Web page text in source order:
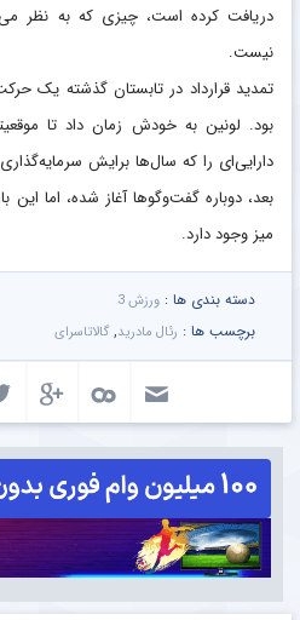
دریافت کرده است، چیزی که به نظر
نیست.
تمدید قرارداد در تابستان گذشته یک
بود. لونین به خودش زمان داد تا
دارایی‌ای را که سال‌ها برایش
بعد، دوباره گفت‌وگوها آغاز شده، اما
میز وجود دارد.
دسته بندی ها : ورزش 3
برچسب ها : رئال مادرید, گالاتاسرای